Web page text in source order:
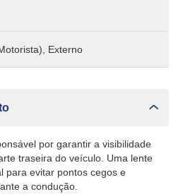
Externo
por garantir a visibilidade
traseira do veículo. Uma lente
para evitar pontos cegos e
a condução.